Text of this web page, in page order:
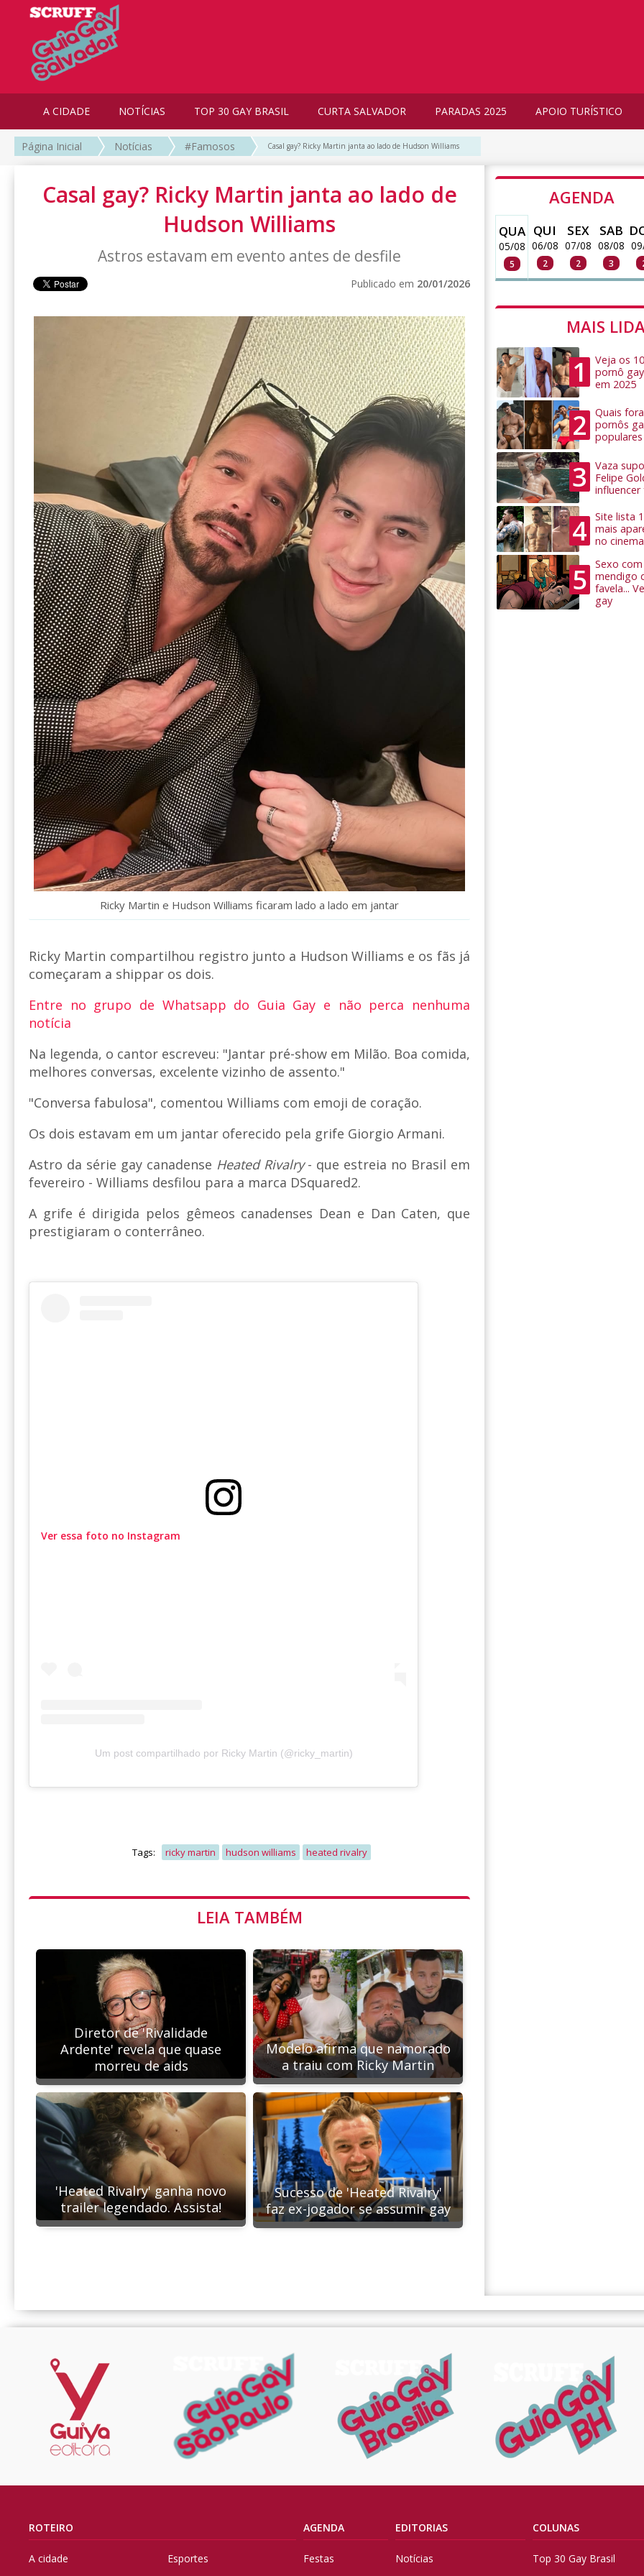
A CIDADE NOTÍCIAS TOP 30 GAY BRASIL CURTA SALVADOR PARADAS 2025 APOIO TURÍSTICO
Página Inicial Notícias #Famosos Casal gay? Ricky Martin janta ao lado de Hudson Williams
Casal gay? Ricky Martin janta ao lado de
Hudson Williams
Astros estavam em evento antes de desfile
Publicado em 20/01/2026
Ricky Martin e Hudson Williams ficaram lado a lado em jantar
Ricky Martin compartilhou registro junto a Hudson Williams e os fãs já
começaram a shippar os dois.
Entre no grupo de Whatsapp do Guia Gay e não perca nenhuma
notícia
Na legenda, o cantor escreveu: "Jantar pré-show em Milão. Boa comida,
melhores conversas, excelente vizinho de assento."
"Conversa fabulosa", comentou Williams com emoji de coração.
Os dois estavam em um jantar oferecido pela grife Giorgio Armani.
Astro da série gay canadense Heated Rivalry- que estreia no Brasil em
fevereiro - Williams desfilou para a marca DSquared2.
A grife é dirigida pelos gêmeos canadenses Dean e Dan Caten, que
prestigiaram o conterrâneo.
Ver essa foto no Instagram
Um post compartilhado por Ricky Martin (@ricky_martin)
Tags: ricky martin hudson williams heated rivalry
LEIA TAMBÉM
Diretor de 'Rivalidade
Ardente' revela que quase
morreu de aids
Modelo afirma que namorado
a traiu com Ricky Martin
'Heated Rivalry' ganha novo
trailer legendado. Assista!
Sucesso de 'Heated Rivalry'
faz ex-jogador se assumir gay
AGENDA
QUA
05/08
5
QUI
06/08
2
SEX
07/08
2
SAB
08/08
3
MAIS
1
Veja os
pornô
em 2025
2
Quais
pornôs
3
Vaza
Felipe
influencer
4
Site lista
mais
no cinema
5
Sexo
mendigo
favela...
gay
ROTEIRO
A cidade Esportes
AGENDA
Festas
EDITORIAS
Notícias
COLUNAS
Top 30 Gay Brasil